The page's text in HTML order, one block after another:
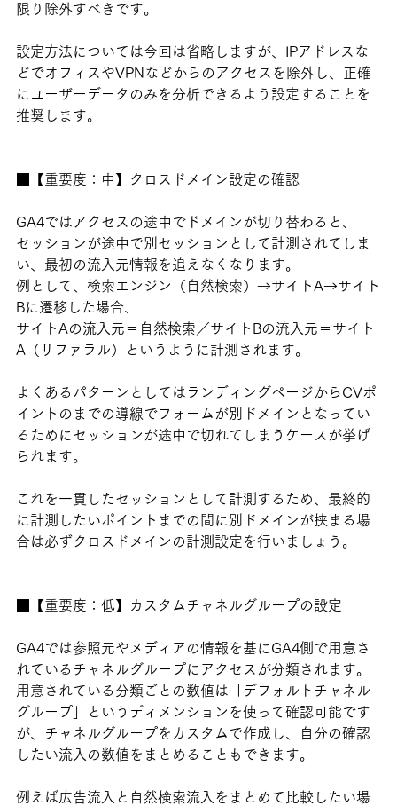
限り除外すべきです。
設定方法については今回は省略しますが、IPアドレスな
どでオフィスやVPNなどからのアクセスを除外し、正確
にユーザーデータのみを分析できるよう設定することを
推奨します。
■【重要度：中】クロスドメイン設定の確認
GA4ではアクセスの途中でドメインが切り替わると、
セッションが途中で別セッションとして計測されてしま
い、最初の流入元情報を追えなくなります。
例として、検索エンジン（自然検索）→サイトA→サイト
Bに遷移した場合、
サイトAの流入元＝自然検索／サイトBの流入元＝サイト
A（リファラル）というように計測されます。
よくあるパターンとしてはランディングページからCVポ
イントのまでの導線でフォームが別ドメインとなってい
るためにセッションが途中で切れてしまうケースが挙げ
られます。
これを一貫したセッションとして計測するため、最終的
に計測したいポイントまでの間に別ドメインが挟まる場
合は必ずクロスドメインの計測設定を行いましょう。
■【重要度：低】カスタムチャネルグループの設定
GA4では参照元やメディアの情報を基にGA4側で用意さ
れているチャネルグループにアクセスが分類されます。
用意されている分類ごとの数値は「デフォルトチャネル
グループ」というディメンションを使って確認可能です
が、チャネルグループをカスタムで作成し、自分の確認
したい流入の数値をまとめることもできます。
例えば広告流入と自然検索流入をまとめて比較したい場